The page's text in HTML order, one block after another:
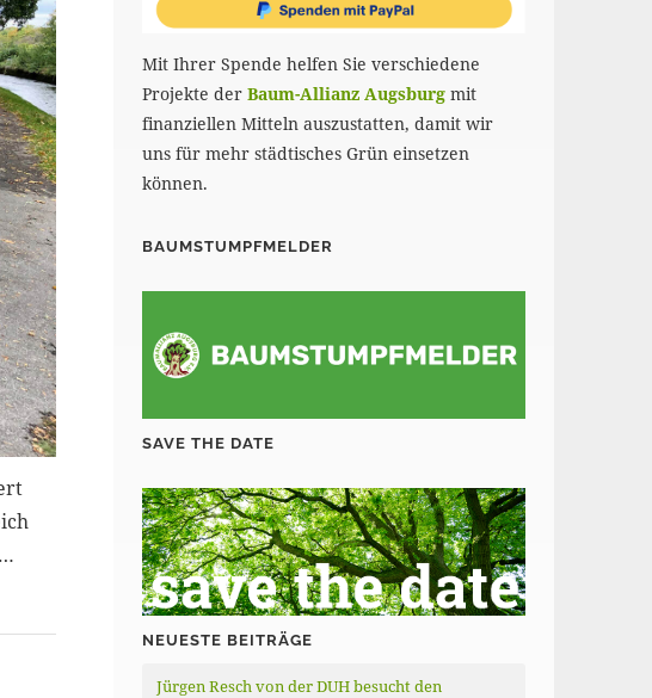
Mit Ihrer Spende helfen Sie verschiedene
Projekte derBaum-Allianz Augsburg mit
finanziellen Mitteln auszustatten, damit wir
uns für mehr städtisches Grün einsetzen
können.
BAUMSTUMPFMELDER
SAVE THE DATE
NEUESTE BEITRÄGE
Jürgen Resch von der DUH besucht den